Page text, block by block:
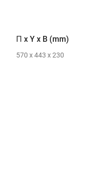
Π x Y x B (mm)
570 x 443 x 230